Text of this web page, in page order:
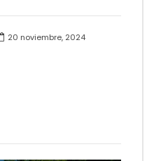
20 noviembre, 2024